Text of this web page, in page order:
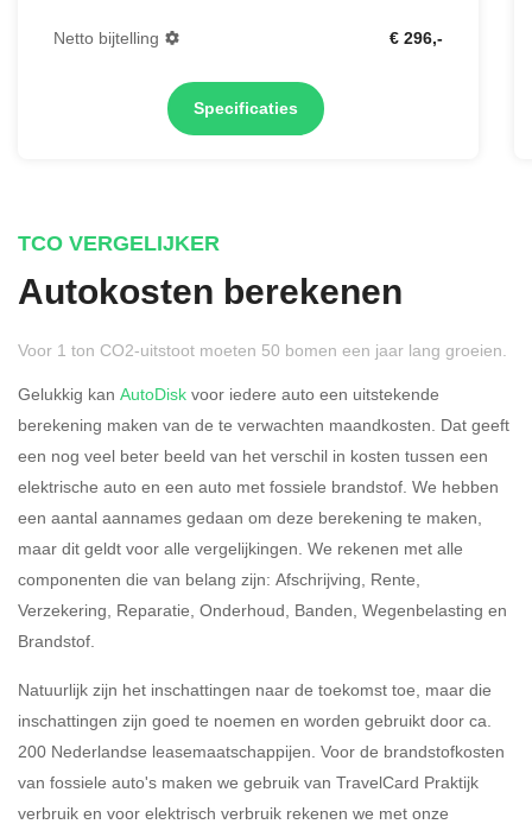
Netto bijtelling € 296,-
Specificaties
Rijdt u meer dan 500
kilometer privé?
Ja Nee
Belastingspercentage
37,07% (Belastbaar tot €
69.399,- )
Eigen bijdrage
TCO VERGELIJKER
Autokosten berekenen
Voor 1 ton CO2-uitstoot moeten 50 bomen een jaar lang groeien.
Gelukkig kan AutoDisk voor iedere auto een uitstekende
berekening maken van de te verwachten maandkosten. Dat geeft
een nog veel beter beeld van het verschil in kosten tussen een
elektrische auto en een auto met fossiele brandstof. We hebben
een aantal aannames gedaan om deze berekening te maken,
maar dit geldt voor alle vergelijkingen. We rekenen met alle
componenten die van belang zijn: Afschrijving, Rente,
Verzekering, Reparatie, Onderhoud, Banden, Wegenbelasting en
Brandstof.
Natuurlijk zijn het inschattingen naar de toekomst toe, maar die
inschattingen zijn goed te noemen en worden gebruikt door ca.
200 Nederlandse leasemaatschappijen. Voor de brandstofkosten
van fossiele auto's maken we gebruik van TravelCard Praktijk
verbruik en voor elektrisch verbruik rekenen we met onze